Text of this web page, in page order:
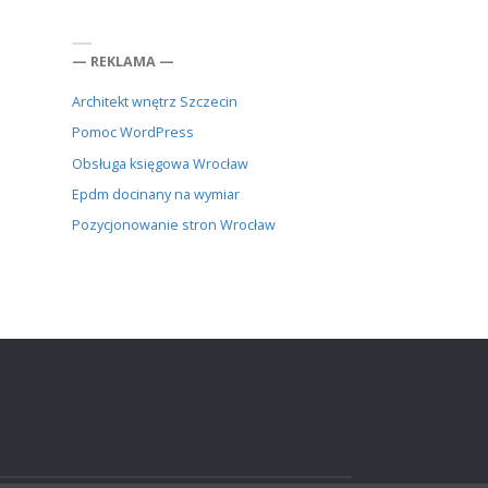
— REKLAMA —
Architekt wnętrz Szczecin
Pomoc WordPress
Obsługa księgowa Wrocław
Epdm docinany na wymiar
Pozycjonowanie stron Wrocław